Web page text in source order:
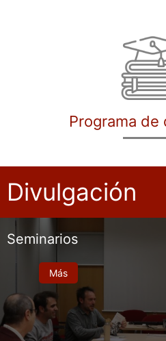
Programa
Divulgación
Seminarios
Más